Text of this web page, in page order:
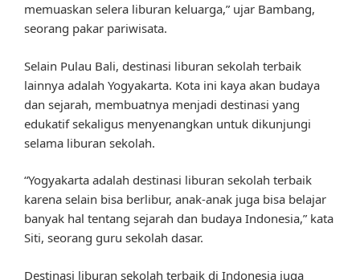
memuaskan selera liburan keluarga,” ujar Bambang,
seorang pakar pariwisata.
Selain Pulau Bali, destinasi liburan sekolah terbaik
lainnya adalah Yogyakarta. Kota ini kaya akan budaya
dan sejarah, membuatnya menjadi destinasi yang
edukatif sekaligus menyenangkan untuk dikunjungi
selama liburan sekolah.
“Yogyakarta adalah destinasi liburan sekolah terbaik
karena selain bisa berlibur, anak-anak juga bisa belajar
banyak hal tentang sejarah dan budaya Indonesia,” kata
Siti, seorang guru sekolah dasar.
Destinasi liburan sekolah terbaik di Indonesia juga